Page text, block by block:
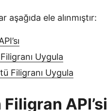
aşağıda ele alınmıştır:
Uygula
Filigranı Uygula
API’si